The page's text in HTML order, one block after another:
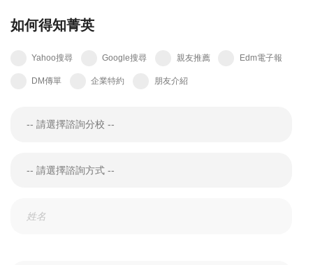
如何得知菁英
Yahoo搜尋 Google搜尋 親友推薦 Edm電子報
DM傳單 企業特約 朋友介紹